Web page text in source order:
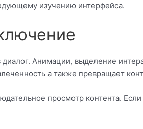
изучению интерфейса.
Анимации, выделение
а также превращает
просмотр контента.